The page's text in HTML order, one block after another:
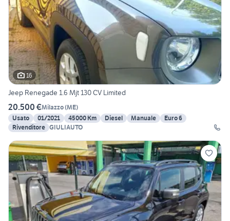
16
Jeep Renegade 1.6 Mjt 130 CV Limited
20.500 €Milazzo(ME)
Usato
01/2021 45000 Km Diesel Manuale
Euro 6
Rivenditore GIULIAUTO